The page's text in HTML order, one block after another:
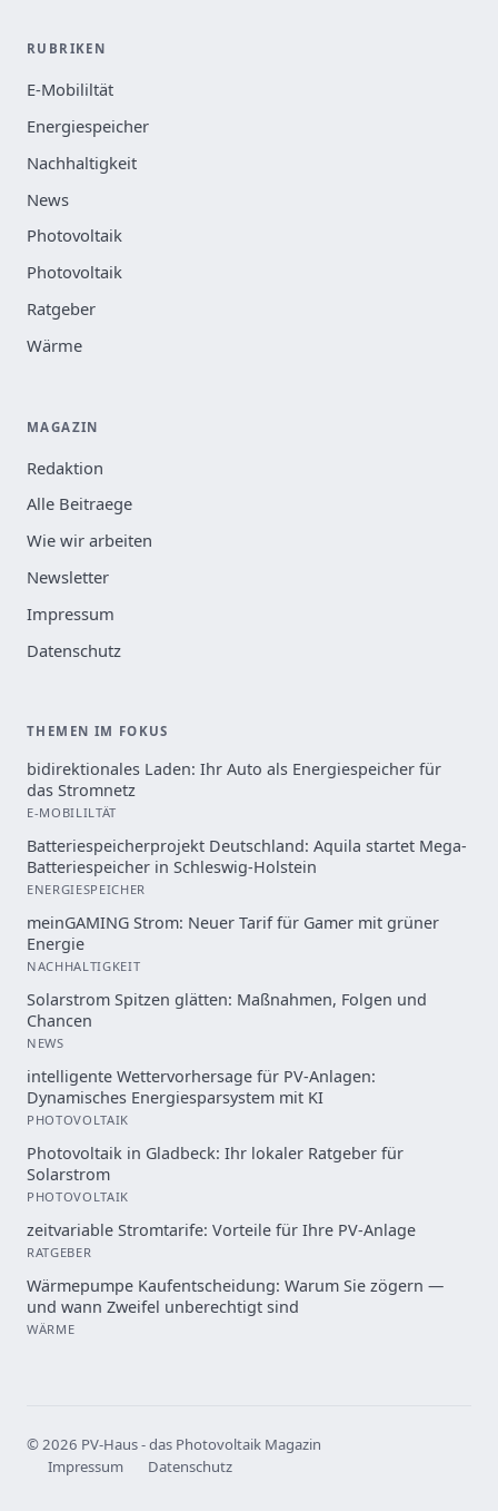
RUBRIKEN
E-Mobililtät
Energiespeicher
Nachhaltigkeit
News
Photovoltaik
Photovoltaik
Ratgeber
Wärme
MAGAZIN
Redaktion
Alle Beitraege
Wie wir arbeiten
Newsletter
Impressum
Datenschutz
THEMEN IM FOKUS
bidirektionales Laden: Ihr Auto als Energiespeicher für
das Stromnetz
E-MOBILILTÄT
Batteriespeicherprojekt Deutschland: Aquila startet Mega-
Batteriespeicher in Schleswig-Holstein
ENERGIESPEICHER
meinGAMING Strom: Neuer Tarif für Gamer mit grüner
Energie
NACHHALTIGKEIT
Solarstrom Spitzen glätten: Maßnahmen, Folgen und
Chancen
NEWS
intelligente Wettervorhersage für PV-Anlagen:
Dynamisches Energiesparsystem mit KI
PHOTOVOLTAIK
Photovoltaik in Gladbeck: Ihr lokaler Ratgeber für
Solarstrom
PHOTOVOLTAIK
zeitvariable Stromtarife: Vorteile für Ihre PV-Anlage
RATGEBER
Wärmepumpe Kaufentscheidung: Warum Sie zögern —
und wann Zweifel unberechtigt sind
WÄRME
© 2026 PV-Haus - das Photovoltaik Magazin
Impressum
Datenschutz